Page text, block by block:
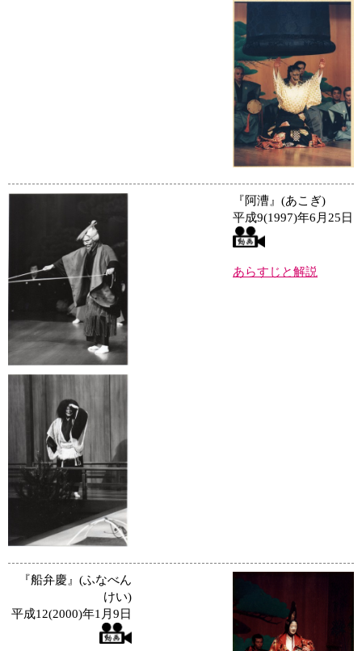
『阿漕』(あこぎ)
平成9(1997)年6月25日
あらすじと解説
『船弁慶』(ふなべん
けい)
平成12(2000)年1月9日